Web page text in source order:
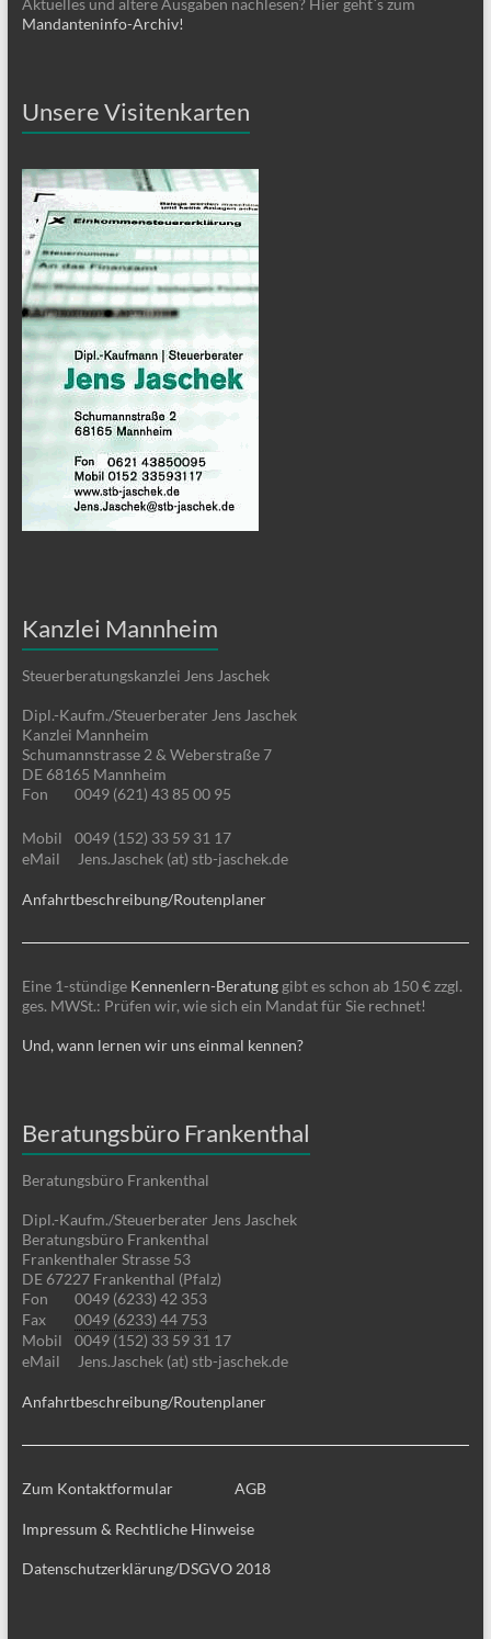
Mandanteninfo-Archiv!
Unsere Visitenkarten
Kanzlei Mannheim
Steuerberatungskanzlei Jens Jaschek
Dipl.-Kaufm./Steuerberater Jens Jaschek
Kanzlei Mannheim
Schumannstrasse 2 & Weberstraße 7
DE 68165 Mannheim
Fon
0049 (621) 43 85 00 95
Mobil
0049 (152) 33 59 31 17
eMail
Jens.Jaschek (at) stb-jaschek.de
Anfahrtbeschreibung/Routenplaner
Eine 1-stündige Kennenlern-Beratunggibt es schon ab 150 € zzgl.
ges. MWSt.: Prüfen wir, wie sich ein Mandat für Sie rechnet!
Und, wann lernen wir uns einmal kennen?
Beratungsbüro Frankenthal
Beratungsbüro Frankenthal
Dipl.-Kaufm./Steuerberater Jens Jaschek
Beratungsbüro Frankenthal
Frankenthaler Strasse 53
DE 67227 Frankenthal (Pfalz)
Fon
0049 (6233) 42 353
Fax
0049 (6233) 44 753
Mobil
0049 (152) 33 59 31 17
eMail
Jens.Jaschek (at) stb-jaschek.de
Anfahrtbeschreibung/Routenplaner
Zum Kontaktformular AGB
Impressum & Rechtliche Hinweise
Datenschutzerklärung/DSGVO 2018